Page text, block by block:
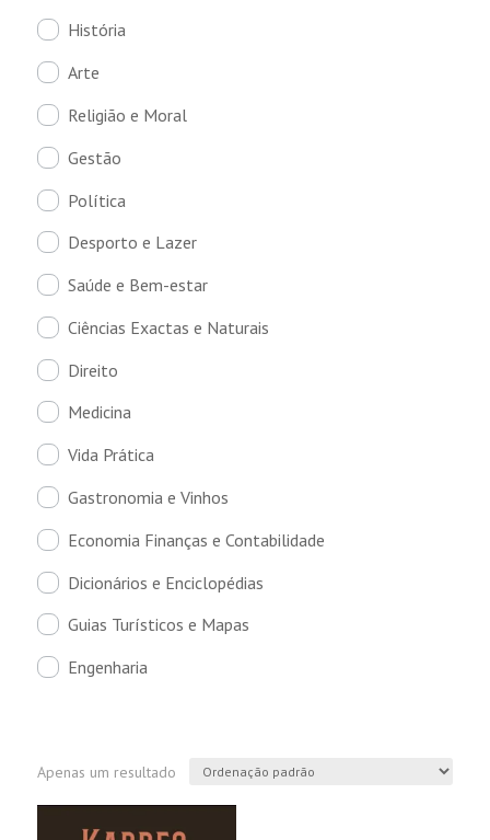
História
Arte
Religião e Moral
Gestão
Política
Desporto e Lazer
Saúde e Bem-estar
Ciências Exactas e Naturais
Direito
Medicina
Vida Prática
Gastronomia e Vinhos
Economia Finanças e Contabilidade
Dicionários e Enciclopédias
Guias Turísticos e Mapas
Engenharia
Apenas um resultado